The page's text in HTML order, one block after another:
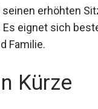
erhöhten
eignet sich
Familie.
Kürze